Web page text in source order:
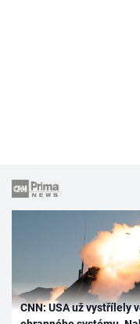
CNN: USA už vystřílely